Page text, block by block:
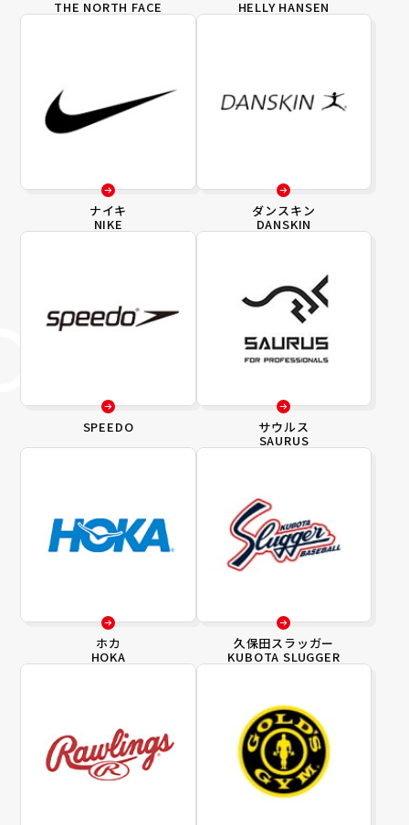
THE NORTH FACE HELLY HANSEN
ナイキ
NIKE
ダンスキン
DANSKIN
SPEEDO サウルス
SAURUS
ホカ
HOKA
久保田スラッガー
KUBOTA SLUGGER